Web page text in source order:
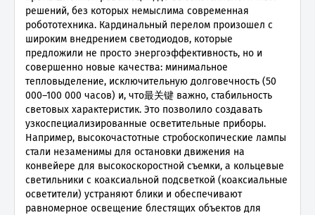
решений, без которых немыслима современная
робототехника. Кардинальный перелом произошел с
широким внедрением светодиодов, которые
предложили не просто энергоэффективность, но и
совершенно новые качества: минимальное
тепловыделение, исключительную долговечность (50
000–100 000 часов) и, что最关键 важно, стабильность
световых характеристик. Это позволило создавать
узкоспециализированные осветительные приборы.
Например, высокочастотные стробоскопические лампы
стали незаменимы для остановки движения на
конвейере для высокоскоростной съемки, а кольцевые
светильники с коаксиальной подсветкой (коаксиальные
осветители) устраняют блики и обеспечивают
равномерное освещение блестящих объектов для